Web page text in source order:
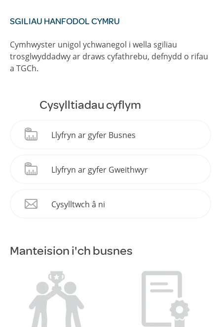
SGILIAU HANFODOL CYMRU
Cymhwyster unigol ychwanegol i wella sgiliau
trosglwyddadwy ar draws cyfathrebu, defnydd o rifau
a TGCh.
Cysylltiadau cyflym
Llyfryn ar gyfer Busnes
Llyfryn ar gyfer Gweithwyr
Cysylltwch â ni
Manteision i'ch busnes